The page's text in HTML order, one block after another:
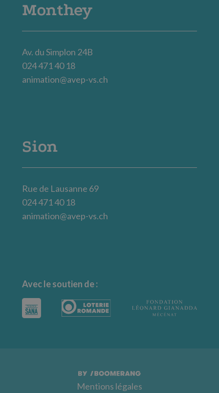
Monthey
Av. du Simplon 24B
024 471 40 18
animation@avep-vs.ch
Sion
Rue de Lausanne 69
024 471 40 18
animation@avep-vs.ch
Avec le soutien de :
Mentions légales